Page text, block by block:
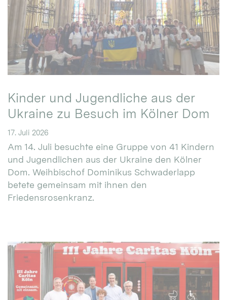
Kinder und Jugendliche aus der
Ukraine zu Besuch im Kölner Dom
17. Juli 2026
Am 14. Juli besuchte eine Gruppe von 41 Kindern
und Jugendlichen aus der Ukraine den Kölner
Dom. Weihbischof Dominikus Schwaderlapp
betete gemeinsam mit ihnen den
Friedensrosenkranz.